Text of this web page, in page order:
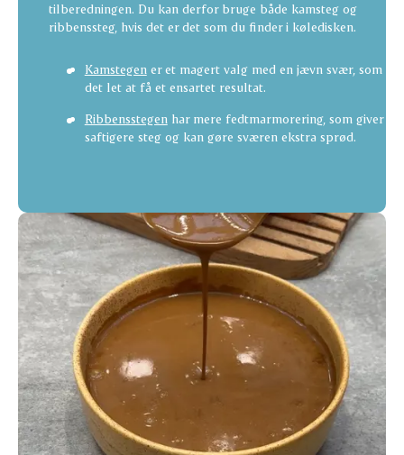
tilberedningen. Du kan derfor bruge både kamsteg og
ribbenssteg, hvis det er det som du finder i køledisken.
Kamstegen er et magert valg med en jævn svær, som gør
det let at få et ensartet resultat.
Ribbensstegen har mere fedtmarmorering, som giver en
saftigere steg og kan gøre sværen ekstra sprød.